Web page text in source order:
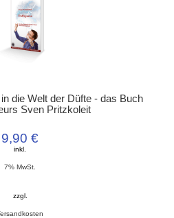
die Welt der Düfte - das Buch
Sven Pritzkoleit
9,90 €
inkl.
7% MwSt.
zzgl.